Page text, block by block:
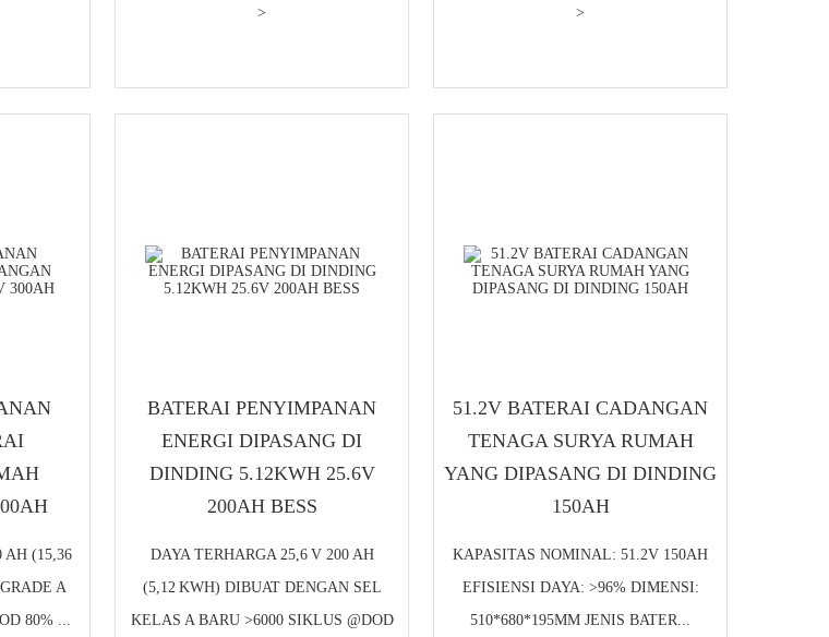
> >
AH (15,36
A
80% ...
BATERAI PENYIMPANAN
ENERGI DIPASANG DI
DINDING 5.12KWH 25.6V
200AH BESS
DAYA TERHARGA 25,6 V 200 AH
(5,12 KWH) DIBUAT DENGAN SEL
KELAS A BARU >6000 SIKLUS @DOD
51.2V BATERAI CADANGAN
TENAGA SURYA RUMAH
YANG DIPASANG DI DINDING
150AH
KAPASITAS NOMINAL: 51.2V 150AH
EFISIENSI DAYA: >96% DIMENSI:
510*680*195MM JENIS BATER...